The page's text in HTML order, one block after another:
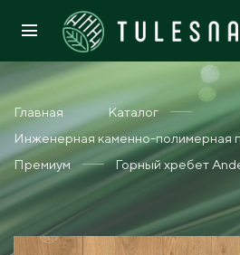
Главная
Каталог
Инженерная каменно-полимерная
Премиум
Горный хребет